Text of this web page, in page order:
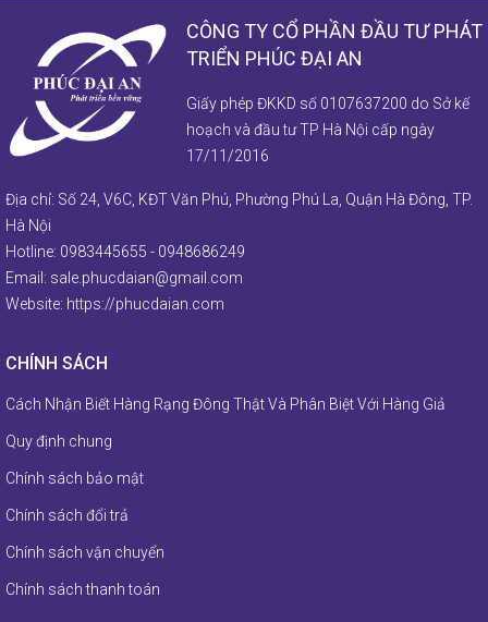
CÔNG TY CỔ PHẦN ĐẦU TƯ PHÁT
TRIỂN PHÚC ĐẠI AN
Giấy phép ĐKKD số 0107637200 do Sở kế
hoạch và đầu tư TP Hà Nội cấp ngày
17/11/2016
Địa chỉ: Số 24, V6C, KĐT Văn Phú, Phường Phú La, Quận Hà Đông, TP.
Hà Nội
Hotline: 0983445655 - 0948686249
Email: sale.phucdaian@gmail.com
Website: https://phucdaian.com
CHÍNH SÁCH
Cách Nhận Biết Hàng Rạng Đông Thật Và Phân Biệt Với Hàng Giả
Quy định chung
Chính sách bảo mật
Chính sách đổi trả
Chính sách vận chuyển
Chính sách thanh toán